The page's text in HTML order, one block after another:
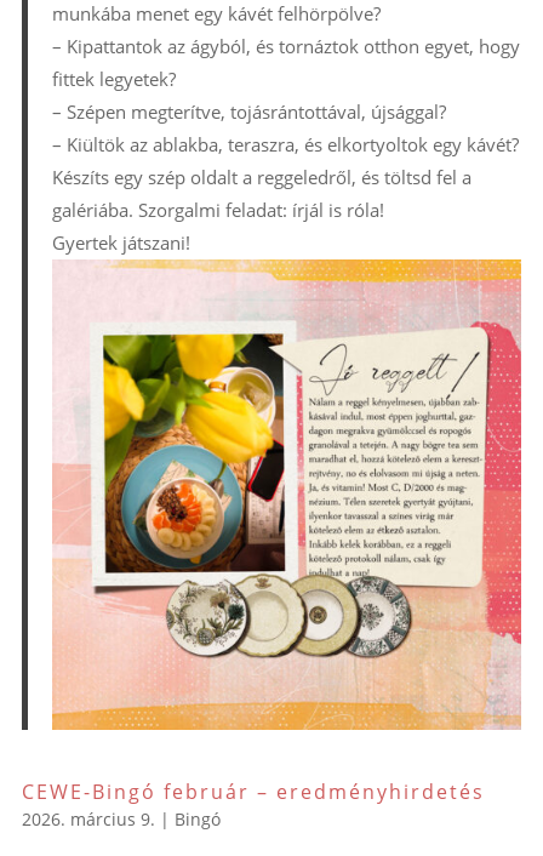
munkába menet egy kávét felhörpölve?
– Kipattantok az ágyból, és tornáztok otthon egyet, hogy
fittek legyetek?
– Szépen megterítve, tojásrántottával, újsággal?
– Kiültök az ablakba, teraszra, és elkortyoltok egy kávét?
Készíts egy szép oldalt a reggeledről, és töltsd fel a
galériába. Szorgalmi feladat: írjál is róla!
Gyertek játszani!
CEWE-Bingó február – eredményhirdetés
2026. március 9. | Bingó